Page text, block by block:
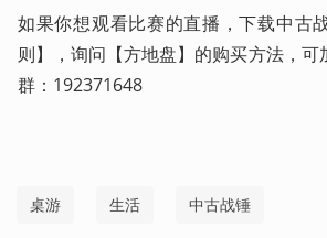
如果你想观看比赛的直播，下载中古
则】，询问【方地盘】的购买方法，可
群：192371648
桌游 生活 中古战锤